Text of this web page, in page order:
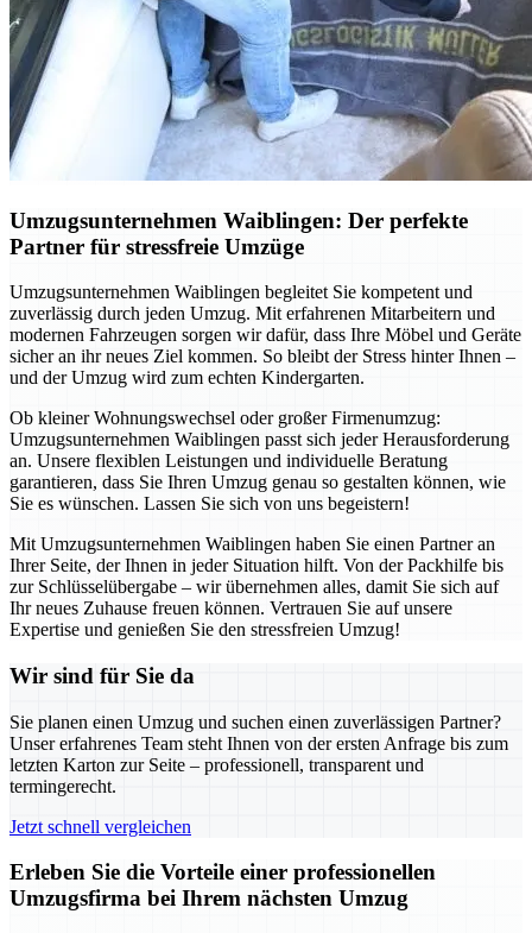
Umzugsunternehmen Waiblingen: Der perfekte
Partner für stressfreie Umzüge
Umzugsunternehmen Waiblingen begleitet Sie kompetent und
zuverlässig durch jeden Umzug. Mit erfahrenen Mitarbeitern und
modernen Fahrzeugen sorgen wir dafür, dass Ihre Möbel und Geräte
sicher an ihr neues Ziel kommen. So bleibt der Stress hinter Ihnen –
und der Umzug wird zum echten Kindergarten.
Ob kleiner Wohnungswechsel oder großer Firmenumzug:
Umzugsunternehmen Waiblingen passt sich jeder Herausforderung
an. Unsere flexiblen Leistungen und individuelle Beratung
garantieren, dass Sie Ihren Umzug genau so gestalten können, wie
Sie es wünschen. Lassen Sie sich von uns begeistern!
Mit Umzugsunternehmen Waiblingen haben Sie einen Partner an
Ihrer Seite, der Ihnen in jeder Situation hilft. Von der Packhilfe bis
zur Schlüsselübergabe – wir übernehmen alles, damit Sie sich auf
Ihr neues Zuhause freuen können. Vertrauen Sie auf unsere
Expertise und genießen Sie den stressfreien Umzug!
Wir sind für Sie da
Sie planen einen Umzug und suchen einen zuverlässigen Partner?
Unser erfahrenes Team steht Ihnen von der ersten Anfrage bis zum
letzten Karton zur Seite – professionell, transparent und
termingerecht.
Jetzt schnell vergleichen
Erleben Sie die Vorteile einer professionellen
Umzugsfirma bei Ihrem nächsten Umzug